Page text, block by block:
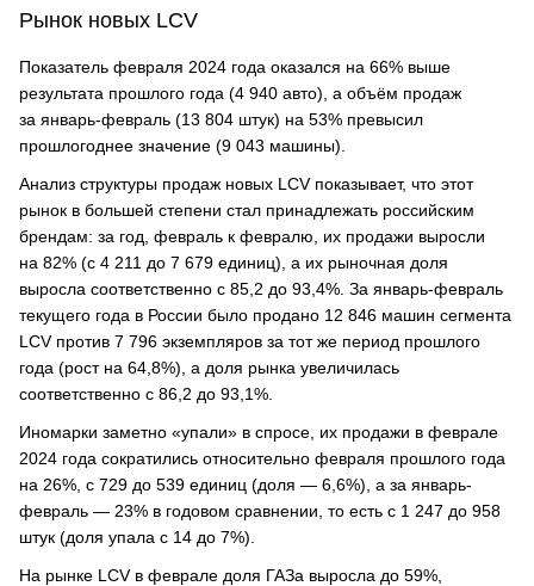
Рынок новых LCV
Показатель февраля 2024 года оказался на 66% выше
результата прошлого года (4 940 авто), а объём продаж
за январь-февраль (13 804 штук) на 53% превысил
прошлогоднее значение (9 043 машины).
Анализ структуры продаж новых LCV показывает, что этот
рынок в большей степени стал принадлежать российским
брендам: за год, февраль к февралю, их продажи выросли
на 82% (с 4 211 до 7 679 единиц), а их рыночная доля
выросла соответственно с 85,2 до 93,4%. За январь-февраль
текущего года в России было продано 12 846 машин сегмента
LCV против 7 796 экземпляров за тот же период прошлого
года (рост на 64,8%), а доля рынка увеличилась
соответственно с 86,2 до 93,1%.
Иномарки заметно «упали» в спросе, их продажи в феврале
2024 года сократились относительно февраля прошлого года
на 26%, с 729 до 539 единиц (доля — 6,6%), а за январь-
февраль — 23% в годовом сравнении, то есть с 1 247 до 958
штук (доля упала с 14 до 7%).
На рынке LCV в феврале доля ГАЗа выросла до 59%,